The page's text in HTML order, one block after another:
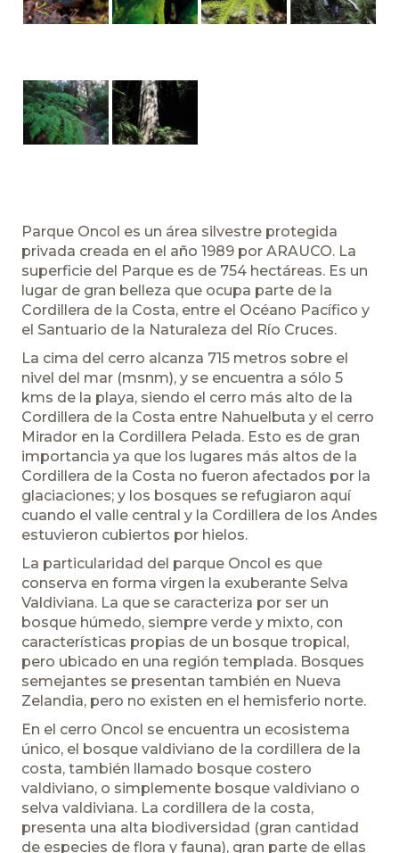
Parque Oncol es un área silvestre protegida
privada creada en el año 1989 por ARAUCO. La
superficie del Parque es de 754 hectáreas. Es un
lugar de gran belleza que ocupa parte de la
Cordillera de la Costa, entre el Océano Pacífico y
el Santuario de la Naturaleza del Río Cruces.
La cima del cerro alcanza 715 metros sobre el
nivel del mar (msnm), y se encuentra a sólo 5
kms de la playa, siendo el cerro más alto de la
Cordillera de la Costa entre Nahuelbuta y el cerro
Mirador en la Cordillera Pelada. Esto es de gran
importancia ya que los lugares más altos de la
Cordillera de la Costa no fueron afectados por la
glaciaciones; y los bosques se refugiaron aquí
cuando el valle central y la Cordillera de los Andes
estuvieron cubiertos por hielos.
La particularidad del parque Oncol es que
conserva en forma virgen la exuberante Selva
Valdiviana. La que se caracteriza por ser un
bosque húmedo, siempre verde y mixto, con
características propias de un bosque tropical,
pero ubicado en una región templada. Bosques
semejantes se presentan también en Nueva
Zelandia, pero no existen en el hemisferio norte.
En el cerro Oncol se encuentra un ecosistema
único, el bosque valdiviano de la cordillera de la
costa, también llamado bosque costero
valdiviano, o simplemente bosque valdiviano o
selva valdiviana. La cordillera de la costa,
presenta una alta biodiversidad (gran cantidad
de especies de flora y fauna), gran parte de ellas